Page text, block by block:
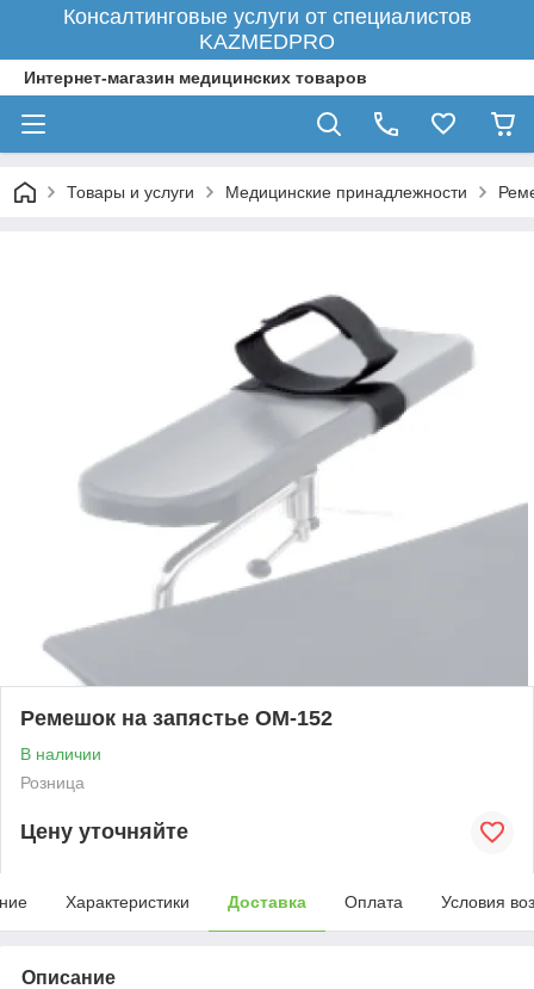
Консалтинговые услуги от специалистов
KAZMEDPRO
Интернет-магазин медицинских товаров
Товары и услуги Медицинские принадлежности
Ремешок на запястье ОМ-152
В наличии
Розница
Цену уточняйте
Характеристики Доставка Оплата Условия
Описание